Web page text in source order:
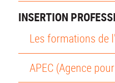
INSERTION
Les formations de
APEC (Agence